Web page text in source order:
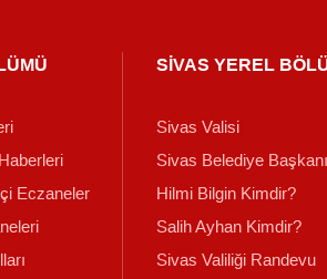
Eczaneler
SİVAS YEREL
Sivas Valisi
Sivas Belediye Başkanı
Hilmi Bilgin Kimdir?
Salih Ayhan Kimdir?
Sivas Valiliği Randevu